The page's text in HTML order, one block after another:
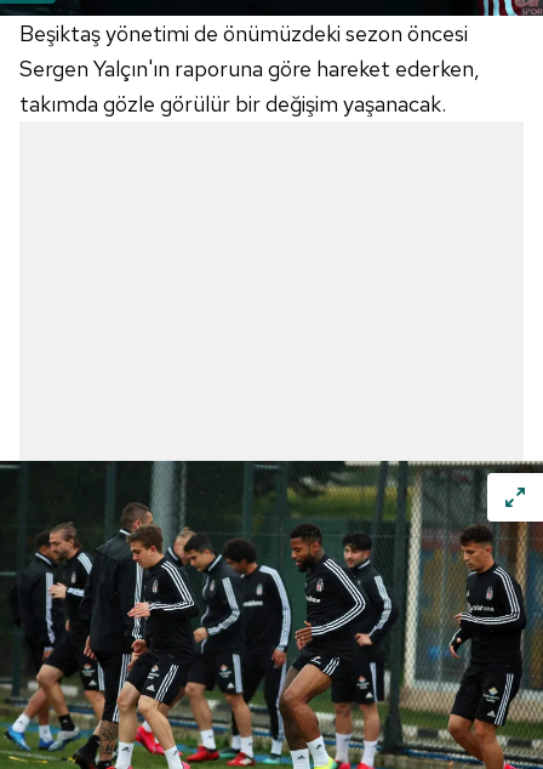
Beşiktaş yönetimi de önümüzdeki sezon öncesi
Sergen Yalçın'ın raporuna göre hareket ederken,
takımda gözle görülür bir değişim yaşanacak.